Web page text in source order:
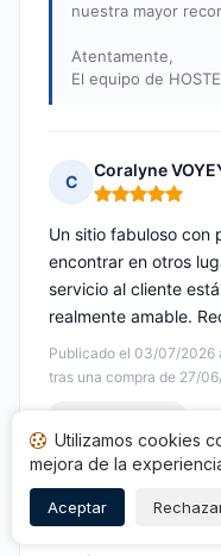
nuestra mayor
Atentamente,
El equipo de
C
Coralyne
Nota: 5 de 5
Publicado el 03/07/2026
tras una compra de 27/
Un sitio fabuloso con
encontrar en otros
servicio al cliente
realmente amable.
M
maja Z.
Nota: 5 de 5
Utilizamos cookies
mejora de la
Aceptar